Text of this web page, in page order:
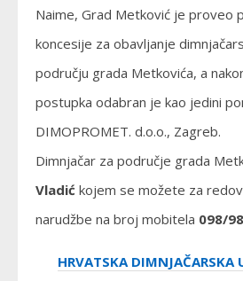
Naime, Grad Metković je proveo
koncesije za obavljanje
području grada Metkovića, a
postupka odabran je kao jedini
DIMOPROMET. d.o.o., Zagreb.
Dimnjačar za područje grada
Vladić kojem se možete za
narudžbe na broj mobitela 098/
HRVATSKA